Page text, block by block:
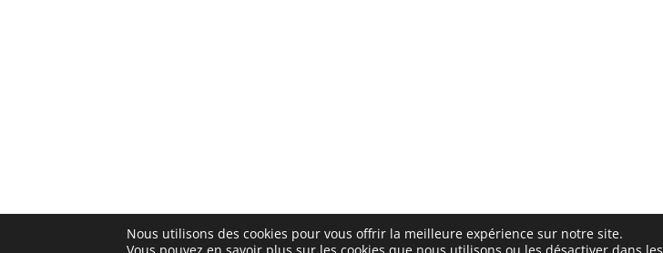
Nous utilisons des cookies pour vous offrir la meilleure expérience sur notre site.